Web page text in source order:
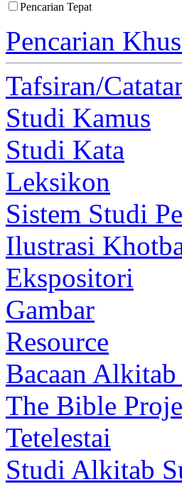
Pencarian Tepat
Pencarian
Tafsiran/
Studi Kamus
Studi Kata
Leksikon
Sistem Studi
Ilustrasi
Ekspositori
Gambar
Resource
Bacaan
The Bible
Tetelestai
Studi Alkitab